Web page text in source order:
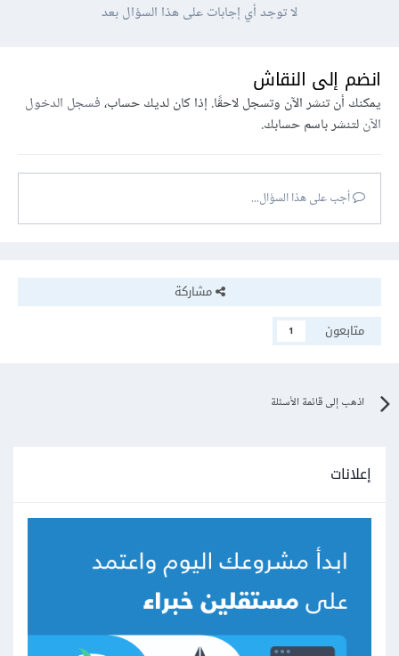
لا توجد أي إجابات على هذا السؤال بعد
انضم إلى النقاش
يمكنك أن تنشر الآن وتسجل لاحقًا. إذا كان لديك حساب،فسجل الدخول
الآنلتنشر باسم حسابك.
أجب على هذا السؤال...
مشاركة
متابعون
1
اذهب إلى قائمة الأسئلة
إعلانات